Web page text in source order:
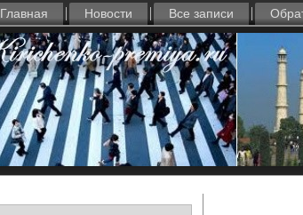
Главная Новости Все записи